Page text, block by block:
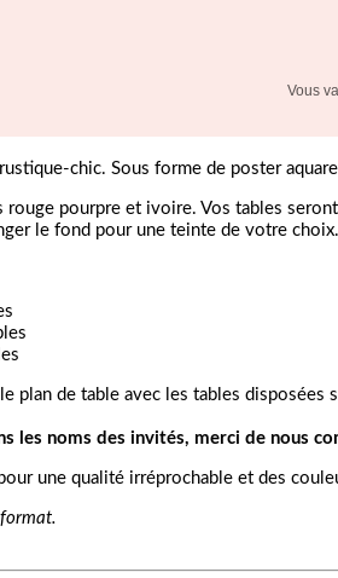
Vous
chic. Sous forme de poster
rouge pourpre et ivoire. Vos tables
le fond pour une teinte de votre
plan de table avec les tables
les noms des invités, merci de nous
une qualité irréprochable et des